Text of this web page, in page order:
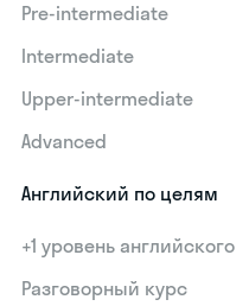
Pre-intermediate
Intermediate
Upper-intermediate
Advanced
Английский по целям
+1 уровень английского
Разговорный курс